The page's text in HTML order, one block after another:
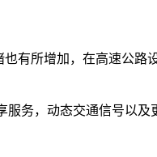
有所增加，在高速公路
服务，动态交通信号以及